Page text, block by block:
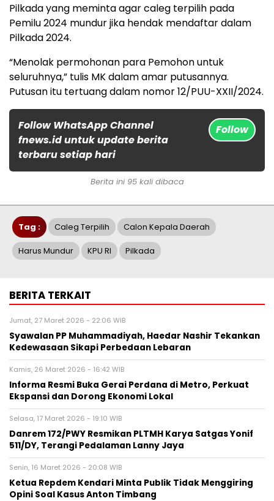
Pilkada yang meminta agar caleg terpilih pada
Pemilu 2024 mundur jika hendak mendaftar dalam
Pilkada 2024.
“Menolak permohonan para Pemohon untuk
seluruhnya,” tulis MK dalam amar putusannya.
Putusan itu tertuang dalam nomor 12/PUU-XXII/2024.
Follow WhatsApp Channel
fnews.id untuk update berita
terbaru setiap hari
Follow
Berita ini 95 kali dibaca
Tag : Caleg Terpilih Calon Kepala Daerah
Harus Mundur KPU RI Pilkada
BERITA TERKAIT
Jumat, 27 Maret 2026 - 22:06 WIB
Syawalan PP Muhammadiyah, Haedar Nashir Tekankan
Kedewasaan Sikapi Perbedaan Lebaran
Kamis, 26 Maret 2026 - 16:42 WIB
Informa Resmi Buka Gerai Perdana di Metro, Perkuat
Ekspansi dan Dorong Ekonomi Lokal
Selasa, 17 Maret 2026 - 19:10 WIB
Danrem 172/PWY Resmikan PLTMH Karya Satgas Yonif
511/DY, Terangi Pedalaman Lanny Jaya
Senin, 16 Maret 2026 - 20:08 WIB
Ketua Repdem Kendari Minta Publik Tidak Menggiring
Opini Soal Kasus Anton Timbang